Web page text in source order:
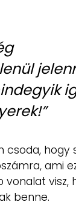
csoda, hogy
ami
visz,
benne.